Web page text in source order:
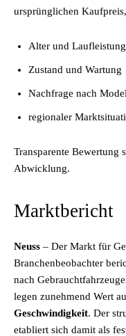
ursprünglichen
Alter und Laufleistung
Zustand und Wartung
Nachfrage nach
regionaler
Transparente Bewertung
Abwicklung.
Marktbericht
Neuss – Der Markt für
Branchenbeobachter
nach
legen zunehmend Wert
Geschwindigkeit. Der
etabliert sich damit als